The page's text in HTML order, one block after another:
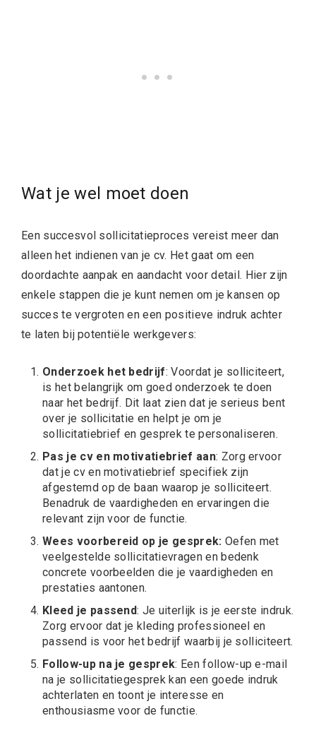
Wat je wel moet doen
Een succesvol sollicitatieproces vereist meer dan
alleen het indienen van je cv. Het gaat om een
doordachte aanpak en aandacht voor detail. Hier zijn
enkele stappen die je kunt nemen om je kansen op
succes te vergroten en een positieve indruk achter
te laten bij potentiële werkgevers:
Onderzoek het bedrijf: Voordat je solliciteert,
is het belangrijk om goed onderzoek te doen
naar het bedrijf. Dit laat zien dat je serieus bent
over je sollicitatie en helpt je om je
sollicitatiebrief en gesprek te personaliseren.
Pas je cv en motivatiebrief aan: Zorg ervoor
dat je cv en motivatiebrief specifiek zijn
afgestemd op de baan waarop je solliciteert.
Benadruk de vaardigheden en ervaringen die
relevant zijn voor de functie.
Wees voorbereid op je gesprek: Oefen met
veelgestelde sollicitatievragen en bedenk
concrete voorbeelden die je vaardigheden en
prestaties aantonen.
Kleed je passend: Je uiterlijk is je eerste indruk.
Zorg ervoor dat je kleding professioneel en
passend is voor het bedrijf waarbij je solliciteert.
Follow-up na je gesprek: Een follow-up e-mail
na je sollicitatiegesprek kan een goede indruk
achterlaten en toont je interesse en
enthousiasme voor de functie.